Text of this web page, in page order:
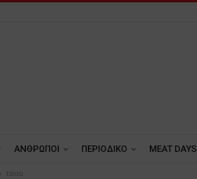
ΑΝΘΡΩΠΟΙ ΠΕΡΙΟΔΙΚΟ MEAT DAYS
tsiou